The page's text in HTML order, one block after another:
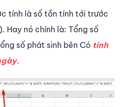
tính là số tồn tính tới trước
Hay nó chính là: Tổng số
số phát sinh bên Có tính